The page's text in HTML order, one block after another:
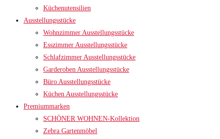
Küchenutensilien
Ausstellungsstücke
Wohnzimmer Ausstellungsstücke
Esszimmer Ausstellungsstücke
Schlafzimmer Ausstellungsstücke
Garderoben Ausstellungsstücke
Büro Ausstellungsstücke
Küchen Ausstellungsstücke
Premiummarken
SCHÖNER WOHNEN-Kollektion
Zebra Gartenmöbel